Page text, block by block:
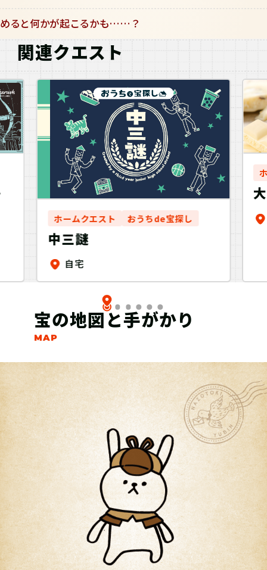
めると何かが起こるかも……？
関連クエスト
ホームクエスト おうちde宝探し
中三謎
自宅
宝の地図と手がかり